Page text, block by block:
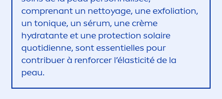
comprenant un nettoyage, une exfoliation,
un tonique, un sérum, une crème
hydratante et une protection solaire
quotidienne, sont essentielles pour
contribuer à renforcer l’élasticité de la
peau.